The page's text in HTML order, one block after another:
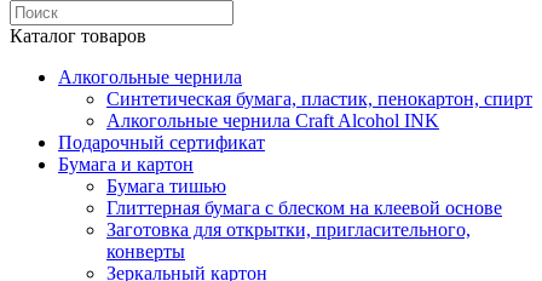
Каталог товаров
Алкогольные чернила
Синтетическая бумага, пластик, пенокартон, спирт
Алкогольные чернила Craft Alcohol INK
Подарочный сертификат
Бумага и картон
Бумага тишью
Глиттерная бумага с блеском на клеевой основе
Заготовка для открытки, пригласительного,
конверты
Зеркальный картон